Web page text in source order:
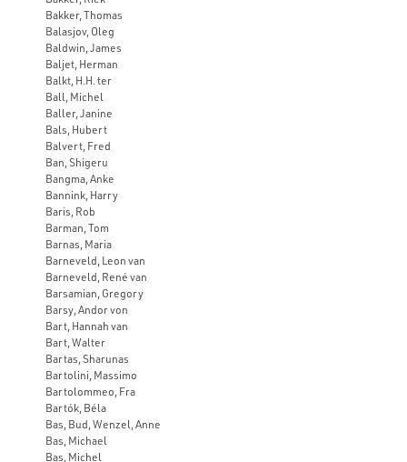
Bakker, Thomas
Balasjov, Oleg
Baldwin, James
Baljet, Herman
Balkt, H.H. ter
Ball, Michel
Baller, Janine
Bals, Hubert
Balvert, Fred
Ban, Shigeru
Bangma, Anke
Bannink, Harry
Baris, Rob
Barman, Tom
Barnas, Maria
Barneveld, Leon van
Barneveld, René van
Barsamian, Gregory
Barsy, Andor von
Bart, Hannah van
Bart, Walter
Bartas, Sharunas
Bartolini, Massimo
Bartolommeo, Fra
Bartók, Béla
Bas, Bud, Wenzel, Anne
Bas, Michael
Bas, Michel